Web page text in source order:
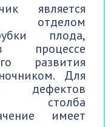
является
отделом
плода,
процессе
развития
Для
дефектов
столба
имеет